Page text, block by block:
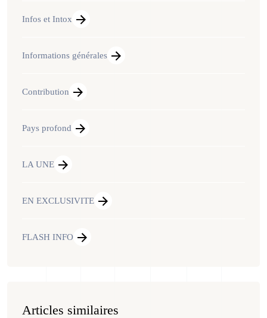
Infos et Intox
Informations générales
Contribution
Pays profond
LA UNE
EN EXCLUSIVITE
FLASH INFO
Articles similaires